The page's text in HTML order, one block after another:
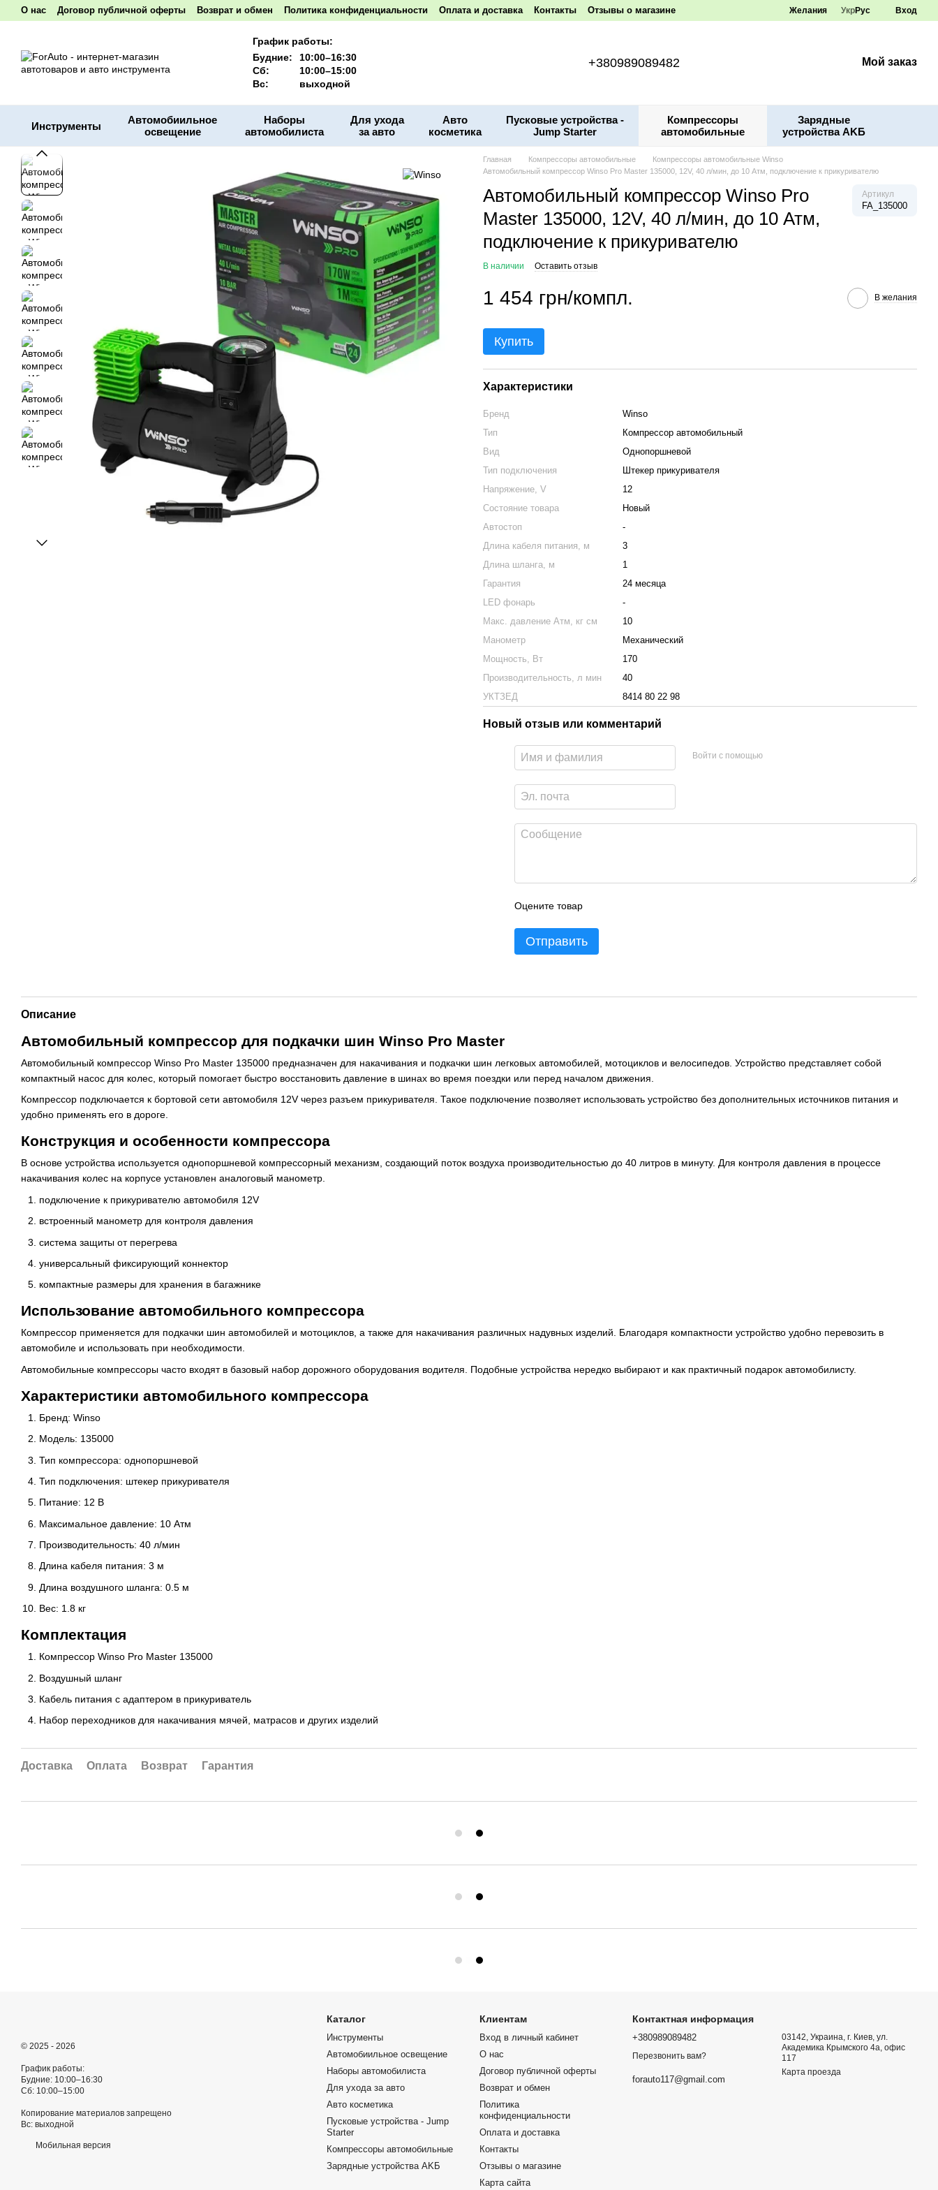
Перейти к основному контенту
О нас Договор публичной оферты Возврат и обмен Политика конфиденциальности Оплата и доставка Контакты
Отзывы о магазине
Акционные товары
Наши реквизиты
Желания УкрРус Вход
График работы:
Будние:
10:00–16:30
Сб:
10:00–15:00
Вс:
выходной
+380989089482 Мой заказ
Инструменты
Автомобиильное
освещение
Наборы
автомобилиста
Для ухода
за авто
Авто
косметика
Пусковые устройства -
Jump Starter
Компрессоры
автомобильные
Зарядные
устройства AKБ
Главная Компрессоры автомобильные
Компрессоры автомобильные Winso
Автомобильный компрессор Winso Pro Master 135000, 12V, 40 л/мин, до 10 Атм, подключение к прикуривателю
Автомобильный компрессор Winso Pro
Master 135000, 12V, 40 л/мин, до 10 Атм,
подключение к прикуривателю
Артикул
FA_135000
В наличии Оставить отзыв
1 454 грн/компл. В желания
Купить
Характеристики
Бренд
Winso
Тип
Компрессор автомобильный
Вид
Однопоршневой
Тип подключения
Штекер прикуривателя
Напряжение, V
12
Состояние товара
Новый
Автостоп
-
Длина кабеля питания, м
3
Длина шланга, м
1
Гарантия
24 месяца
LED фонарь
-
Макс. давление Атм, кг см
10
Манометр
Механический
Мощность, Вт
170
Производительность, л мин
40
УКТЗЕД
8414 80 22 98
Новый отзыв или комментарий
Войти с помощью
Оцените товар
Отправить
Описание
Автомобильный компрессор для подкачки шин Winso Pro Master
Автомобильный компрессор Winso Pro Master 135000 предназначен для накачивания и подкачки шин легковых автомобилей, мотоциклов и велосипедов. Устройство представляет собой
компактный насос для колес, который помогает быстро восстановить давление в шинах во время поездки или перед началом движения.
Компрессор подключается к бортовой сети автомобиля 12V через разъем прикуривателя. Такое подключение позволяет использовать устройство без дополнительных источников питания и
удобно применять его в дороге.
Конструкция и особенности компрессора
В основе устройства используется однопоршневой компрессорный механизм, создающий поток воздуха производительностью до 40 литров в минуту. Для контроля давления в процессе
накачивания колес на корпусе установлен аналоговый манометр.
подключение к прикуривателю автомобиля 12V
встроенный манометр для контроля давления
система защиты от перегрева
универсальный фиксирующий коннектор
компактные размеры для хранения в багажнике
Использование автомобильного компрессора
Компрессор применяется для подкачки шин автомобилей и мотоциклов, а также для накачивания различных надувных изделий. Благодаря компактности устройство удобно перевозить в
автомобиле и использовать при необходимости.
Автомобильные компрессоры часто входят в базовый набор дорожного оборудования водителя. Подобные устройства нередко выбирают и как практичный подарок автомобилисту.
Характеристики автомобильного компрессора
Бренд: Winso
Модель: 135000
Тип компрессора: однопоршневой
Тип подключения: штекер прикуривателя
Питание: 12 В
Максимальное давление: 10 Атм
Производительность: 40 л/мин
Длина кабеля питания: 3 м
Длина воздушного шланга: 0.5 м
Вес: 1.8 кг
Комплектация
Компрессор Winso Pro Master 135000
Воздушный шланг
Кабель питания с адаптером в прикуриватель
Набор переходников для накачивания мячей, матрасов и других изделий
Доставка Оплата Возврат Гарантия
© 2025 - 2026
График работы:
Будние: 10:00–16:30
Сб: 10:00–15:00
Копирование материалов запрещено
Вс: выходной
Мобильная версия
Каталог
Инструменты
Автомобиильное освещение
Наборы автомобилиста
Для ухода за авто
Авто косметика
Пусковые устройства - Jump
Starter
Компрессоры автомобильные
Зарядные устройства AKБ
Клиентам
Вход в личный кабинет
О нас
Договор публичной оферты
Возврат и обмен
Политика
конфиденциальности
Оплата и доставка
Контакты
Отзывы о магазине
Карта сайта
Контактная информация
+380989089482
Перезвонить вам?
forauto117@gmail.com
03142, Украина, г. Киев, ул.
Академика Крымского 4а, офис
117
Карта проезда